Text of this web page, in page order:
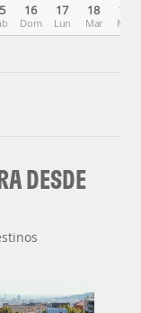
16
Dom
17
Lun
18
Mar
19
Mié
DESDE